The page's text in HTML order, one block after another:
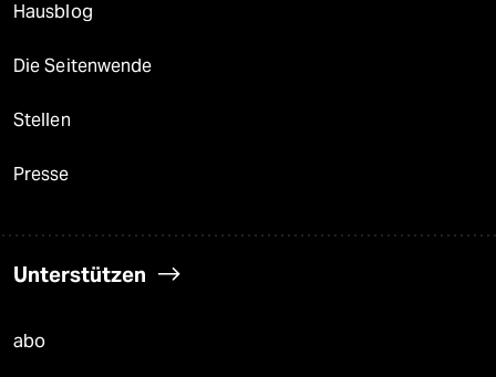
Hausblog
Die Seitenwende
Stellen
Presse
Unterstützen
abo